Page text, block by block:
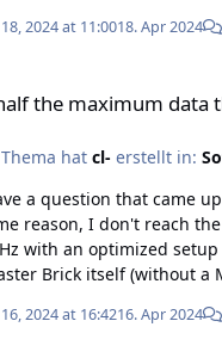
2024 at 11:0018. Apr 2024
the maximum data
hat cl-erstellt in:
I don't reach the maximum possible
an optimized setup (constant SPI baudrate
itself (without a Master Extension) can also
2024 at 16:4216. Apr 2024